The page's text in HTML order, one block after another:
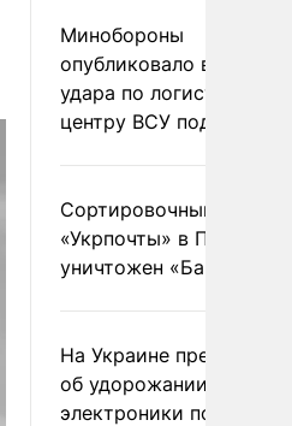
Минобороны
опубликовало видео
удара по
центру ВСУ под Киевом
Сортировочный пункт
«Укрпочты» в
уничтожен
На Украине
об удорожании
электроники после